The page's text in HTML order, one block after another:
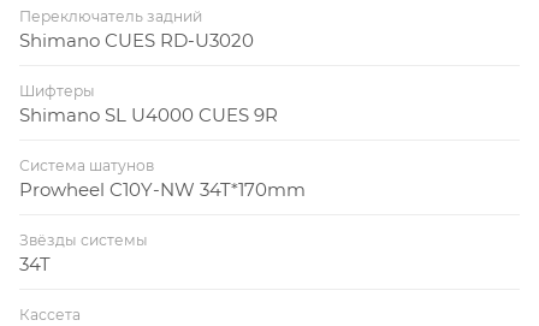
Переключатель задний
Shimano CUES RD-U3020
Шифтеры
Shimano SL U4000 CUES 9R
Система шатунов
Prowheel C10Y-NW 34T*170mm
Звёзды системы
34T
Кассета